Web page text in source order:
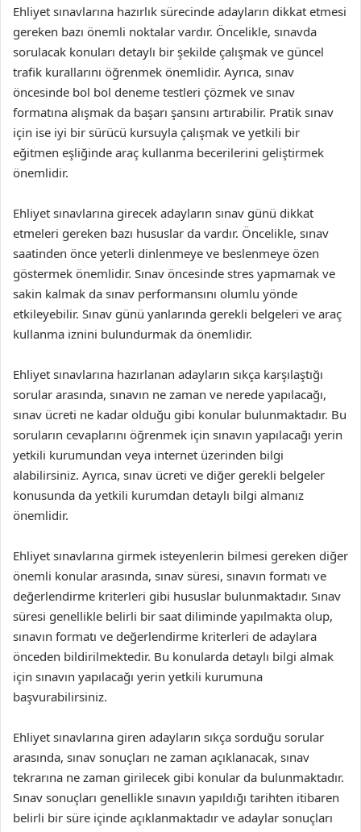
Ehliyet sınavlarına hazırlık sürecinde adayların dikkat etmesi
gereken bazı önemli noktalar vardır. Öncelikle, sınavda
sorulacak konuları detaylı bir şekilde çalışmak ve güncel
trafik kurallarını öğrenmek önemlidir. Ayrıca, sınav
öncesinde bol bol deneme testleri çözmek ve sınav
formatına alışmak da başarı şansını artırabilir. Pratik sınav
için ise iyi bir sürücü kursuyla çalışmak ve yetkili bir
eğitmen eşliğinde araç kullanma becerilerini geliştirmek
önemlidir.
Ehliyet sınavlarına girecek adayların sınav günü dikkat
etmeleri gereken bazı hususlar da vardır. Öncelikle, sınav
saatinden önce yeterli dinlenmeye ve beslenmeye özen
göstermek önemlidir. Sınav öncesinde stres yapmamak ve
sakin kalmak da sınav performansını olumlu yönde
etkileyebilir. Sınav günü yanlarında gerekli belgeleri ve araç
kullanma iznini bulundurmak da önemlidir.
Ehliyet sınavlarına hazırlanan adayların sıkça karşılaştığı
sorular arasında, sınavın ne zaman ve nerede yapılacağı,
sınav ücreti ne kadar olduğu gibi konular bulunmaktadır. Bu
soruların cevaplarını öğrenmek için sınavın yapılacağı yerin
yetkili kurumundan veya internet üzerinden bilgi
alabilirsiniz. Ayrıca, sınav ücreti ve diğer gerekli belgeler
konusunda da yetkili kurumdan detaylı bilgi almanız
önemlidir.
Ehliyet sınavlarına girmek isteyenlerin bilmesi gereken diğer
önemli konular arasında, sınav süresi, sınavın formatı ve
değerlendirme kriterleri gibi hususlar bulunmaktadır. Sınav
süresi genellikle belirli bir saat diliminde yapılmakta olup,
sınavın formatı ve değerlendirme kriterleri de adaylara
önceden bildirilmektedir. Bu konularda detaylı bilgi almak
için sınavın yapılacağı yerin yetkili kurumuna
başvurabilirsiniz.
Ehliyet sınavlarına giren adayların sıkça sorduğu sorular
arasında, sınav sonuçları ne zaman açıklanacak, sınav
tekrarına ne zaman girilecek gibi konular da bulunmaktadır.
Sınav sonuçları genellikle sınavın yapıldığı tarihten itibaren
belirli bir süre içinde açıklanmaktadır ve adaylar sonuçları